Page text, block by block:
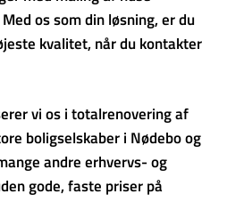
os som din løsning, er du
kvalitet, når du kontakter
vi os i totalrenovering af
boligselskaber i Nødebo og
andre erhvervs- og
gode, faste priser på